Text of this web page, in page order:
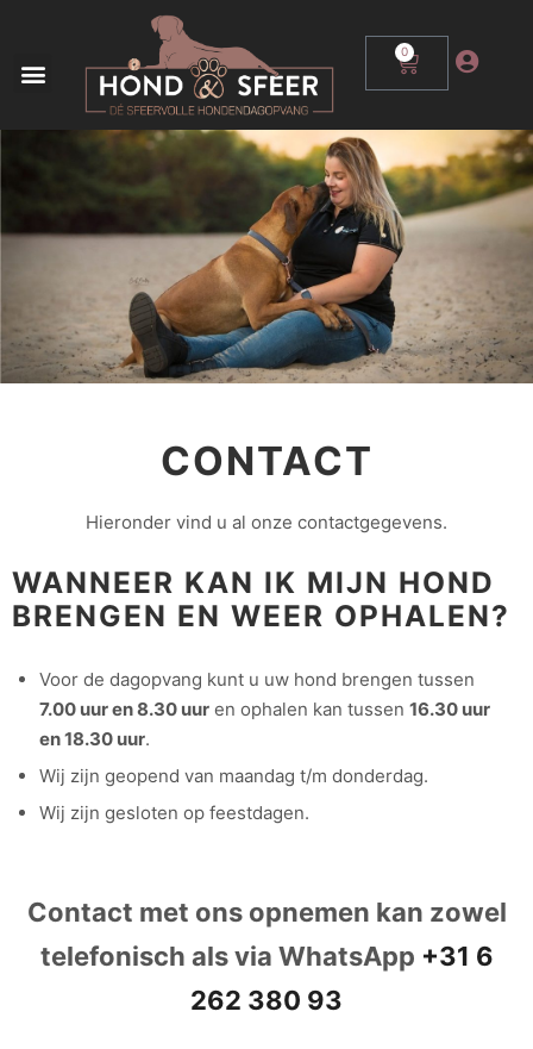
0
CONTACT
Hieronder vind u al onze contactgegevens.
WANNEER KAN IK MIJN HOND
BRENGEN EN WEER OPHALEN?
Voor de dagopvang kunt u uw hond brengen tussen
7.00 uur en 8.30 uuren ophalen kan tussen 16.30 uur
en 18.30 uur.
Wij zijn geopend van maandag t/m donderdag.
Wij zijn gesloten op feestdagen.
Contact met ons opnemen kan zowel
telefonisch als via WhatsApp +31 6
262 380 93